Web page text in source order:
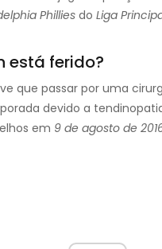
Phillies do Liga
está ferido?
que passar por uma
devido a
em 9 de agosto de